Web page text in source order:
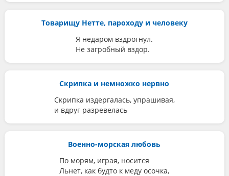
Товарищу Нетте, пароходу и человеку
Я недаром вздрогнул.
Не загробный вздор.
Скрипка и немножко нервно
Скрипка издергалась, упрашивая,
и вдруг разревелась
Военно-морская любовь
По морям, играя, носится
Льнет, как будто к меду осочка,